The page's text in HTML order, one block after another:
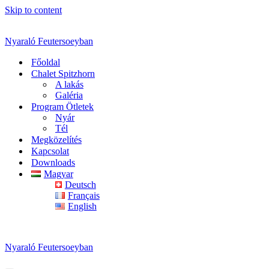
Skip to content
Nyaraló Feutersoeyban
Főoldal
Chalet Spitzhorn
A lakás
Galéria
Program Ötletek
Nyár
Tél
Megközelítés
Kapcsolat
Downloads
Magyar
Deutsch
Français
English
Nyaraló Feutersoeyban